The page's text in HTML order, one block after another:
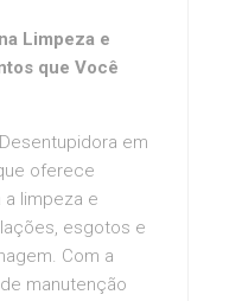
Limpeza e
que Você
em
oferece
limpeza e
esgotos e
Com a
manutenção